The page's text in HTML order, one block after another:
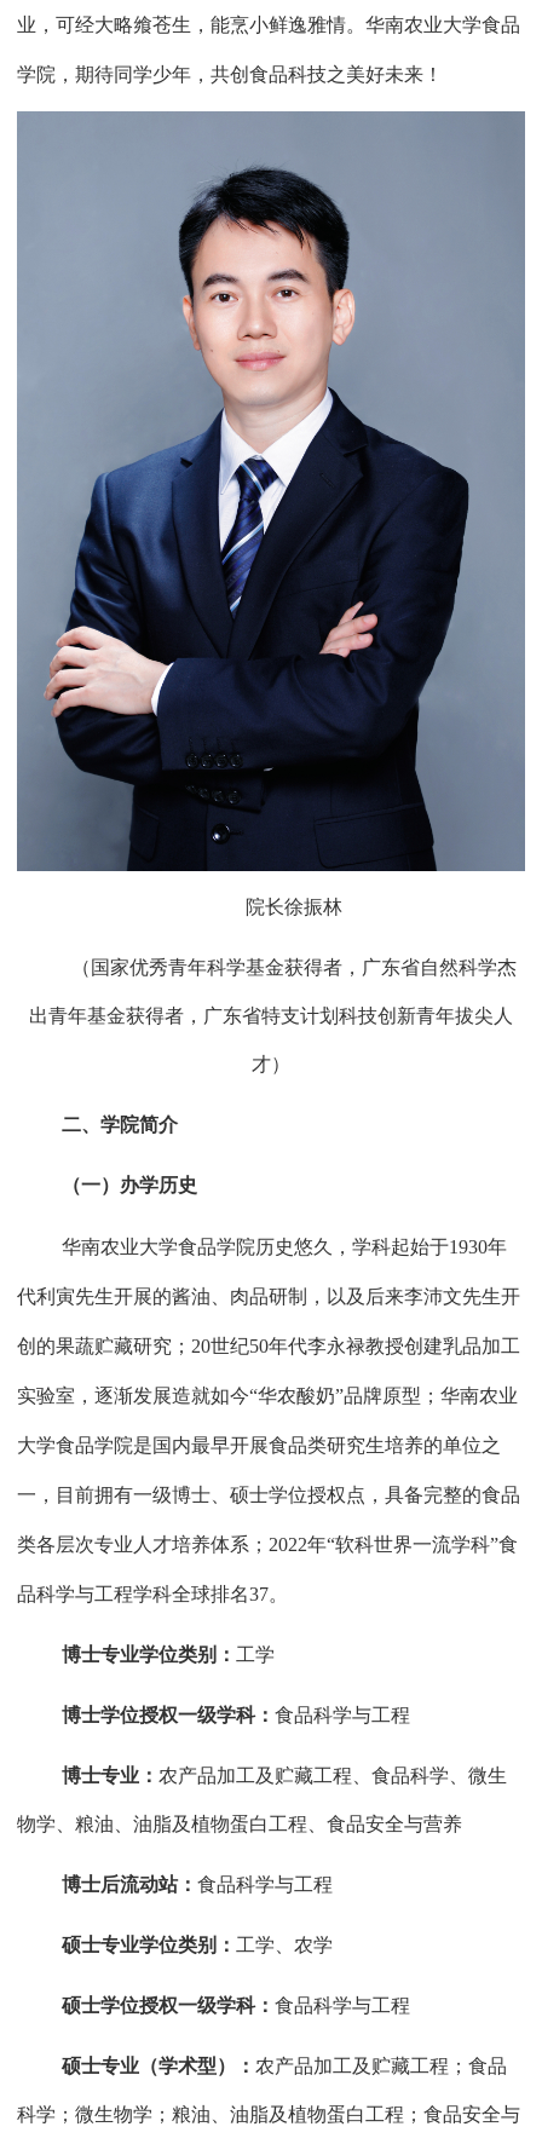
业，可经大略飨苍生，能烹小鲜逸雅情。华南农业大学食品
学院，期待同学少年，共创食品科技之美好未来！
院长徐振林
（ 国家优秀青年科学基金获得者，广东省自然科学杰
出青年基金获得者，广东省特支计划科技创新青年拔尖人
才）
二、学院简介
（一）办学历史
华南农业大学食品学院历史悠久，学科起始于1930年
代利寅先生开展的酱油、肉品研制，以及后来李沛文先生开
创的果蔬贮藏研究； 20世纪50年代李永禄教授创建乳品加工
实验室，逐渐发展造就如今“华农酸奶”品牌原型；华南农业
大学食品学院是国内最早开展食品类研究生培养的单位之
一，目前拥有一级博士、硕士学位授权点，具备完整的食品
类各层次专业人才培养体系； 2022年“软科世界一流学科”食
品科学与工程学科全球排名37。
博士专业学位类别： 工学
博士学位授权一级学科：食品科学与工程
博士专业：农产品加工及贮藏工程、食品科学、微生
物学、粮油、油脂及植物蛋白工程、食品安全与营养
博士后流动站：食品科学与工程
硕士专业学位类别： 工学、农学
硕士学位授权一级学科：食品科学与工程
硕士专业（学术型）：农产品加工及贮藏工程；食品
科学；微生物学；粮油、油脂及植物蛋白工程；食品安全与